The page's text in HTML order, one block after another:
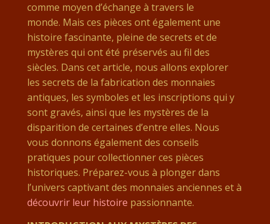
comme moyen d’échange à travers le
monde. Mais ces pièces ont également une
histoire fascinante, pleine de secrets et de
mystères qui ont été préservés au fil des
siècles. Dans cet article, nous allons explorer
les secrets de la fabrication des monnaies
antiques, les symboles et les inscriptions qui y
sont gravés, ainsi que les mystères de la
disparition de certaines d’entre elles. Nous
vous donnons également des conseils
pratiques pour collectionner ces pièces
historiques. Préparez-vous à plonger dans
l’univers captivant des monnaies anciennes et à
découvrir leur histoire passionnante.